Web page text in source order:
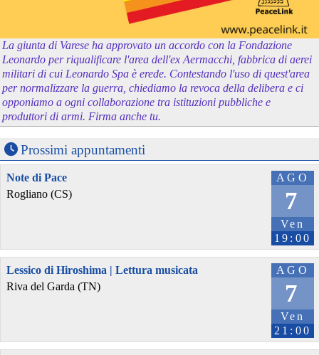
La giunta di Varese ha approvato un accordo con la Fondazione
Leonardo per riqualificare l'area dell'ex Aermacchi, fabbrica di aerei
militari di cui Leonardo Spa è erede. Contestando l'uso di quest'area
per normalizzare la guerra, chiediamo la revoca della delibera e ci
opponiamo a ogni collaborazione tra istituzioni pubbliche e
produttori di armi. Firma anche tu.
Prossimi appuntamenti
AGO
7
Ven
19:00
Note di Pace
Rogliano (CS)
AGO
7
Ven
21:00
Lessico di Hiroshima | Lettura musicata
Riva del Garda (TN)